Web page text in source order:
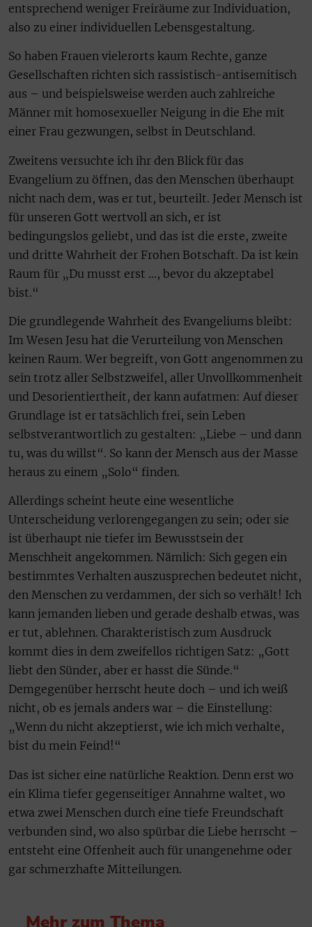
entsprechend weniger Freiräume zur Individuation,
also zu einer individuellen Lebensgestaltung.
So haben Frauen vielerorts kaum Rechte, ganze
Gesellschaften richten sich rassistisch-antisemitisch
aus – und beispielsweise werden auch zahlreiche
Männer mit homosexueller Neigung in die Ehe mit
einer Frau gezwungen, selbst in Deutschland.
Zweitens versuchte ich ihr den Blick für das
Evangelium zu öffnen, das den Menschen überhaupt
nicht nach dem, was er tut, beurteilt. Jeder Mensch ist
für unseren Gott wertvoll an sich, er ist
bedingungslos geliebt, und das ist die erste, zweite
und dritte Wahrheit der Frohen Botschaft. Da ist kein
Raum für „Du musst erst …, bevor du akzeptabel
bist.“
Die grundlegende Wahrheit des Evangeliums bleibt:
Im Wesen Jesu hat die Verurteilung von Menschen
keinen Raum. Wer begreift, von Gott angenommen zu
sein trotz aller Selbstzweifel, aller Unvollkommenheit
und Desorientiertheit, der kann aufatmen: Auf dieser
Grundlage ist er tatsächlich frei, sein Leben
selbstverantwortlich zu gestalten: „Liebe – und dann
tu, was du willst“. So kann der Mensch aus der Masse
heraus zu einem „Solo“ finden.
Allerdings scheint heute eine wesentliche
Unterscheidung verlorengegangen zu sein; oder sie
ist überhaupt nie tiefer im Bewusstsein der
Menschheit angekommen. Nämlich: Sich gegen ein
bestimmtes Verhalten auszusprechen bedeutet nicht,
den Menschen zu verdammen, der sich so verhält! Ich
kann jemanden lieben und gerade deshalb etwas, was
er tut, ablehnen. Charakteristisch zum Ausdruck
kommt dies in dem zweifellos richtigen Satz: „Gott
liebt den Sünder, aber er hasst die Sünde.“
Demgegenüber herrscht heute doch – und ich weiß
nicht, ob es jemals anders war – die Einstellung:
„Wenn du nicht akzeptierst, wie ich mich verhalte,
bist du mein Feind!“
Das ist sicher eine natürliche Reaktion. Denn erst wo
ein Klima tiefer gegenseitiger Annahme waltet, wo
etwa zwei Menschen durch eine tiefe Freundschaft
verbunden sind, wo also spürbar die Liebe herrscht –
entsteht eine Offenheit auch für unangenehme oder
gar schmerzhafte Mitteilungen.
Mehr zum Thema